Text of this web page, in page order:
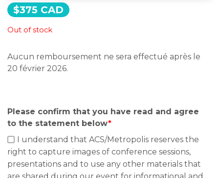
$375 CAD
Out of stock
Aucun remboursement ne sera effectué après le
20 février 2026.
Please confirm that you have read and agree
to the statement below*
I understand that ACS/Metropolis reserves the
right to capture images of conference sessions,
presentations and to use any other materials that